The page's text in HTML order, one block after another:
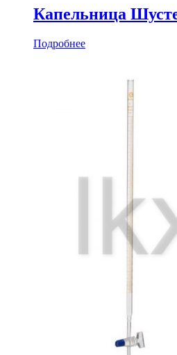
Капельница
Подробнее